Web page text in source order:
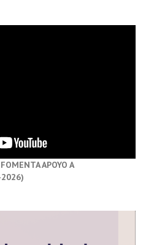
APOYO A
2026)